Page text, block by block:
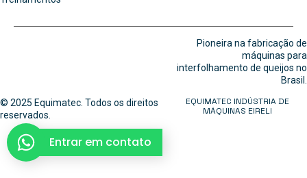
Pioneira na fabricação de
máquinas para
interfolhamento de queijos no
Brasil.
© 2025 Equimatec. Todos os direitos
reservados.
EQUIMATEC INDÚSTRIA DE
MÁQUINAS EIRELI
Entrar em contato